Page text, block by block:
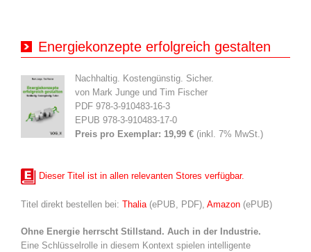
Energiekonzepte erfolgreich gestalten
Nachhaltig. Kostengünstig. Sicher.
von Mark Junge und Tim Fischer
PDF 978-3-910483-16-3
EPUB 978-3-910483-17-0
Preis pro Exemplar: 19,99 € (inkl. 7% MwSt.)
Dieser Titel ist in allen relevanten Stores verfügbar.
Titel direkt bestellen bei: Thalia (ePUB, PDF), Amazon (ePUB)
Ohne Energie herrscht Stillstand. Auch in der Industrie.
Eine Schlüsselrolle in diesem Kontext spielen intelligente